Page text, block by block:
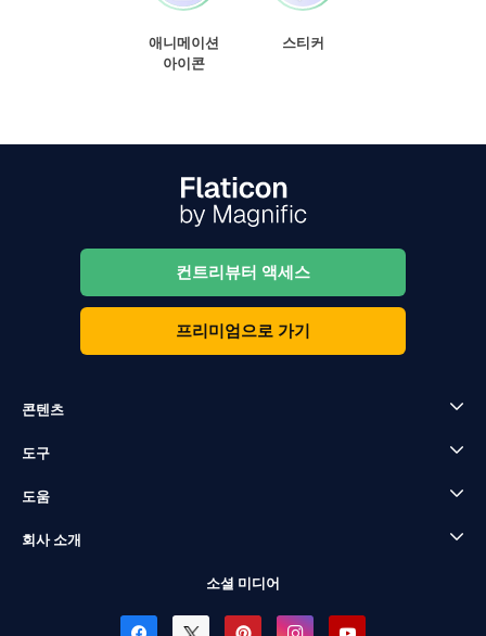
애니메이션
아이콘
스티커
컨트리뷰터 액세스
프리미엄으로 가기
콘텐츠
도구
도움
회사 소개
소셜 미디어